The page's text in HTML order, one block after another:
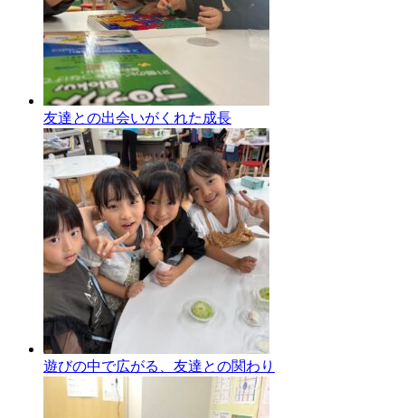
友達との出会いがくれた成長
遊びの中で広がる、友達との関わり